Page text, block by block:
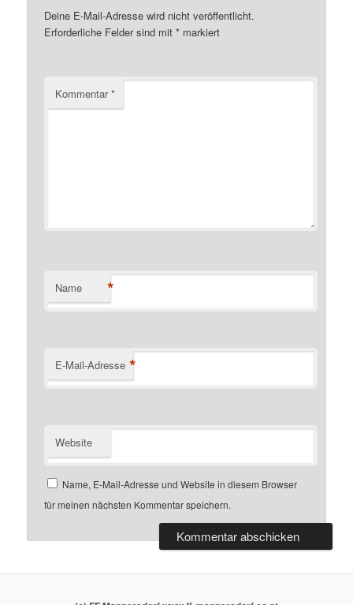
Deine E-Mail-Adresse wird nicht veröffentlicht.
Erforderliche Felder sind mit* markiert
Kommentar*
Name *
E-Mail-Adresse *
Website
Name, E-Mail-Adresse und Website in diesem Browser
für meinen nächsten Kommentar speichern.